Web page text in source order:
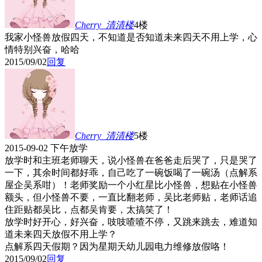
Cherry_清清楼4楼
我家小怪兽放假四天，不知道是否知道未来四天不用上学，心
情特别兴奋，哈哈
2015/09/02回复
Cherry_清清楼5楼
2015-09-02 下午放学
放学时和主班老师聊天，说小怪兽在爸爸走后哭了，只是哭了
一下，其余时间都好乖，自己吃了一碗饭喝了一碗汤（点解系
屋企吴系咁）！老师奖励一个小红星比小怪兽，想贴在小怪兽
额头，但小怪兽不要，一直比翻老师，吴比老师贴，老师话追
住距贴都吴比，点都吴肯要，太搞笑了！
放学时好开心，好兴奋，吱吱喳喳不停，又跳来跳去，难道知
道未来四天放假不用上学？
点解系四天假期？因为星期天幼儿园电力维修放假咯！
2015/09/02回复